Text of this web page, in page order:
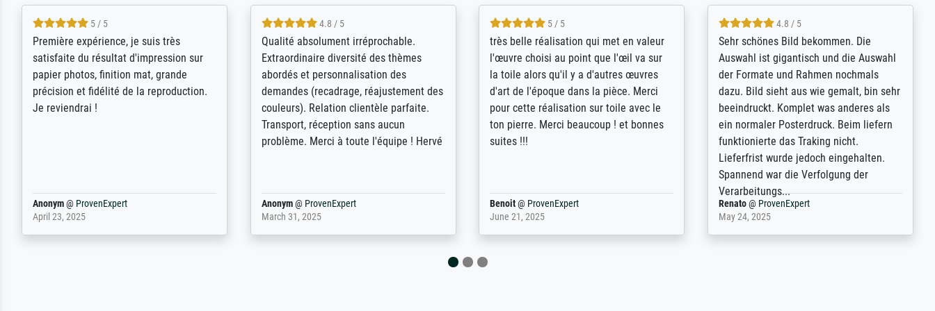
4.5 / 5
ik beoordeel Meisterdrucke zeer
positief. Door de 69505 beschikbare
kunstenaars scrollen is echter
onbegonnen werk (na stoppen begint
het weer van voor af aan). Als er naar
Waarom duidt u ...
philip@ProvenExpert
September 23, 2025
5 / 5
Wow....ich bin sehr über die Qualität
erstaunt. Diese Drucke haben all´meine
Erwartungen übertroffen. Desgleichen
der Ablauf der Bestellung. Grosses
Kompliment.
Anonym@ ProvenExpert
April 20, 2025
4 / 5
De levering door Bpost was absoluut
desastreus. De gemelde leveringstijd
sloeg nergens op. Er werd niet
aangebeld en niet geleverd op de
voorziene dag. Er werd ook geen
duidelijke informatie gegeven over wat
er dan met het pakket ging gebeuren.
Anonym@ProvenExpert
December 12, 2025
4.8 / 5
So, I ordered a large print of The
Annunciation by Fra Angelico from a
very large and popular American
"art/poster" site advertising giclee print
quality. The quality for a large print was
atrocious. They refunded me when I sent
pictures of the blurry print vs. a
Wikipedia commons representation.
They stated they couldn't do ...
Anonym@ProvenExpert
December 4, 2025